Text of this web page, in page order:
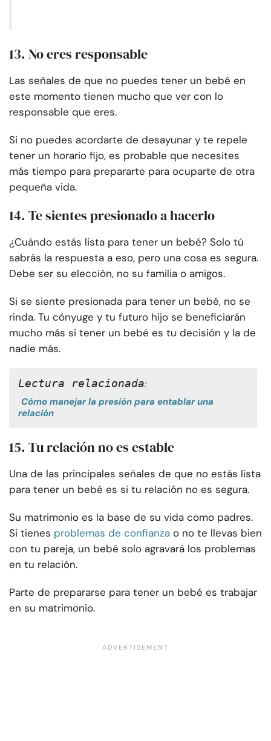
13. No eres responsable
Las señales de que no puedes tener un bebé en
este momento tienen mucho que ver con lo
responsable que eres.
Si no puedes acordarte de desayunar y te repele
tener un horario fijo, es probable que necesites
más tiempo para prepararte para ocuparte de otra
pequeña vida.
14. Te sientes presionado a hacerlo
¿Cuándo estás lista para tener un bebé? Solo tú
sabrás la respuesta a eso, pero una cosa es segura.
Debe ser su elección, no su familia o amigos.
Si se siente presionada para tener un bebé, no se
rinda. Tu cónyuge y tu futuro hijo se beneficiarán
mucho más si tener un bebé es tu decisión y la de
nadie más.
Lectura relacionada:
Cómo manejar la presión para entablar una
relación
15. Tu relación no es estable
Una de las principales señales de que no estás lista
para tener un bebé es si tu relación no es segura.
Su matrimonio es la base de su vida como padres.
Si tienes problemas de confianza o no te llevas bien
con tu pareja, un bebé solo agravará los problemas
en tu relación.
Parte de prepararse para tener un bebé es trabajar
en su matrimonio.